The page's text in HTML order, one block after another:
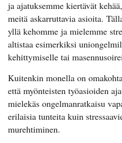
ja ajatuksemme kiertävät
meitä askarruttavia asioita.
yllä kehomme ja mielemme
altistaa esimerkiksi
kehittymiselle tai
Kuitenkin monella on
että myönteisten työasioiden
mielekäs ongelmanratkaisu
erilaisia tunteita kuin
murehtiminen.